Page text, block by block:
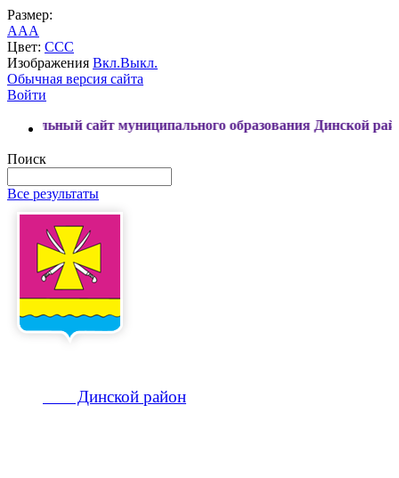
Размер:
AAA
Цвет: CCC
Изображения Вкл.Выкл.
Обычная версия сайта
Войти
муниципального образования Динской район
Поиск
Все результаты
Динской район